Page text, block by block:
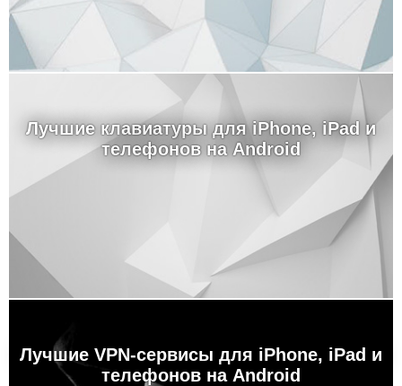
Лучшие клавиатуры для iPhone, iPad и
телефонов на Android
Лучшие VPN-сервисы для iPhone, iPad и
телефонов на Android